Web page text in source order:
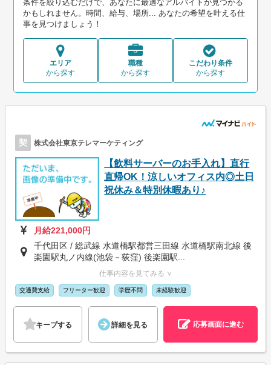
条件を絞り込むだけで、あなたに最適なアルバイトが見つかる
かもしれません。時間、給与、場所... あなたの希望を叶える仕
事を見つけましょう！
エリア
から探す
職種
から探す
こだわり条件
から探す
契 株式会社東京テレマーケティング
【飲料サーバーのお手入れ】直行
直帰OK！涼しいオフィス内◎土日
祝休み＆特別休暇あり♪
月給221,000円
千代田区 / 総武線 水道橋駅都営三田線 水道橋駅南北線 後
楽園駅丸ノ内線(池袋－荻窪) 後楽園駅...
仕事内容を見てみる ∨
交通費支給 フリーター歓迎 学歴不問 未経験歓迎
キープする 詳細を見る 応募画面に進む